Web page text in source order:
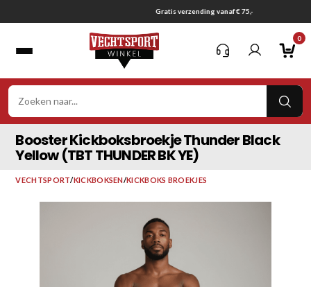
naar
Gratis verzending vanaf € 75,-
0
Booster Kickboksbroekje Thunder Black
Yellow (TBT THUNDER BK YE)
VECHTSPORT/KICKBOKSEN/KICKBOKS BROEKJES